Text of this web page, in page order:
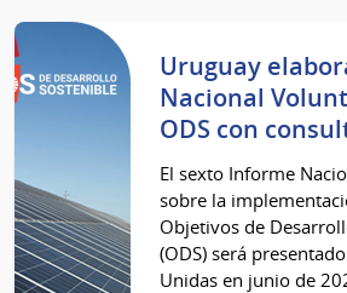
Uruguay
Nacional
ODS con
El sexto Informe
sobre la
Objetivos de
(ODS) será
Unidas en junio de